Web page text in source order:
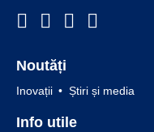
Noutăți
Inovații Știri și media
Info utile